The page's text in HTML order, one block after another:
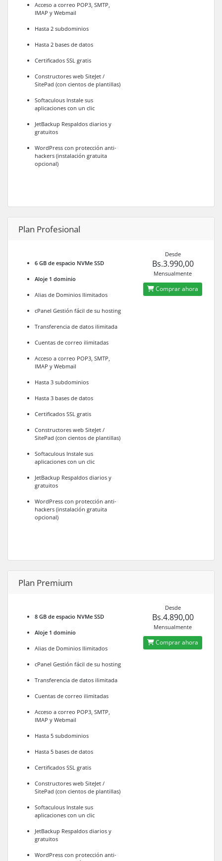
Acceso a correo POP3, SMTP,
IMAP y Webmail
Hasta 2 subdominios
Hasta 2 bases de datos
Certificados SSL gratis
Constructores web SiteJet /
SitePad (con cientos de plantillas)
Softaculous Instale sus
aplicaciones con un clic
JetBackup Respaldos diarios y
gratuitos
WordPress con protección anti-
hackers (instalación gratuita
opcional)
Plan Profesional
6 GB de espacio NVMe SSD
Aloje 1 dominio
Alias de Dominios Ilimitados
cPanel Gestión fácil de su hosting
Transferencia de datos ilimitada
Cuentas de correo ilimitadas
Acceso a correo POP3, SMTP,
IMAP y Webmail
Hasta 3 subdominios
Hasta 3 bases de datos
Certificados SSL gratis
Constructores web SiteJet /
SitePad (con cientos de plantillas)
Softaculous Instale sus
aplicaciones con un clic
JetBackup Respaldos diarios y
gratuitos
WordPress con protección anti-
hackers (instalación gratuita
opcional)
Desde
Bs.3.990,00
Mensualmente
Comprar ahora
Plan Premium
8 GB de espacio NVMe SSD
Aloje 1 dominio
Alias de Dominios Ilimitados
cPanel Gestión fácil de su hosting
Transferencia de datos ilimitada
Cuentas de correo ilimitadas
Acceso a correo POP3, SMTP,
IMAP y Webmail
Hasta 5 subdominios
Hasta 5 bases de datos
Certificados SSL gratis
Constructores web SiteJet /
SitePad (con cientos de plantillas)
Softaculous Instale sus
aplicaciones con un clic
JetBackup Respaldos diarios y
gratuitos
WordPress con protección anti-
Desde
Bs.4.890,00
Mensualmente
Comprar ahora